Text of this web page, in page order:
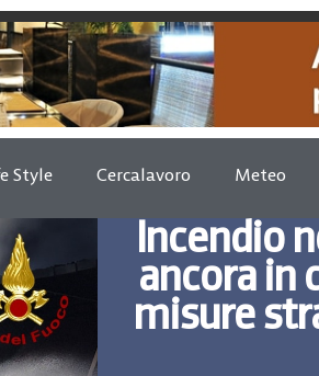
Style Cercalavoro Meteo
Incendio
ancora in
misure